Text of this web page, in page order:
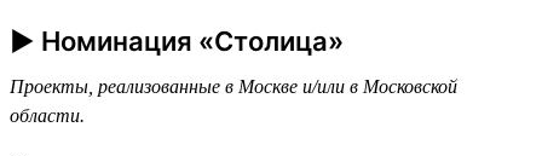
► Номинация «Столица»
Проекты, реализованные в Москве и/или в Московской
области.